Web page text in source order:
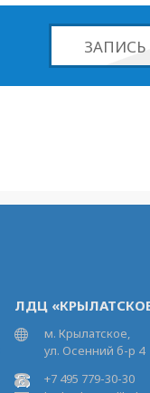
ЛДЦ
м. Крылатское,
ул. Осенний б-р 4
+7 495 779-30-30